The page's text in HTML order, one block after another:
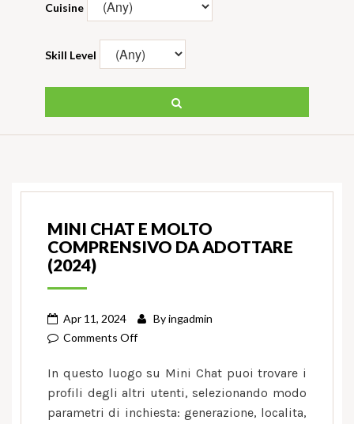
Cuisine
Skill Level
MINI CHAT E MOLTO
COMPRENSIVO DA ADOTTARE
(2024)
Apr 11, 2024 Byingadmin
Comments Offon
Chat
e
molto
In questo luogo su Mini Chat puoi trovare i
profili degli altri utenti, selezionando modo
parametri di inchiesta: generazione, localita,